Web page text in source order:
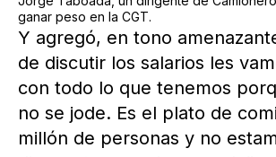
ganar peso en la CGT.
Y agregó, en tono
de discutir los salarios les
con todo lo que tenemos
no se jode. Es el plato de
millón de personas y no